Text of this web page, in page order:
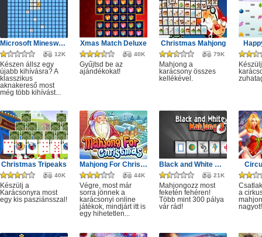
Microsoft Minesweeper
12K
Készen állsz egy
újabb kihívásra? A
klasszikus
aknakereső most
még több kihívást...
Xmas Match Deluxe
40K
Gyűjtsd be az
ajándékokat!
Christmas Mahjong
79K
Mahjong a
karácsony összes
kellékével.
Christmas Tripeaks
40K
Készülj a
Karácsonyra most
egy kis pasziánsszal!
Mahjong For Christmas
44K
Végre, most már
sorra jönnek a
karácsonyi online
játékok, mindjárt itt is
egy hihetetlen...
Black and White Mahjong 3
21K
Mahjongozz most
feketén fehéren!
Több mint 300 pálya
vár rád!
a
nagyot!